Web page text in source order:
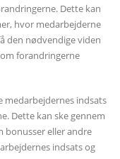
Dette kan
hvor medarbejderne
den nødvendige viden
forandringerne
medarbejdernes indsats
Dette kan ske gennem
bonusser eller andre
indsats og